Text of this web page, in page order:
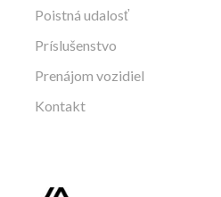
Poistná udalosť
Príslušenstvo
Prenájom vozidiel
Kontakt